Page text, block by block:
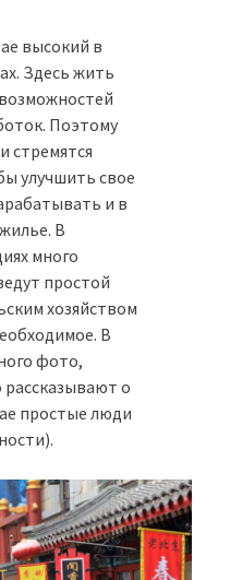
высокий в
Здесь жить
Поэтому
стремятся
улучшить свое
и в
В
много
простой
хозяйством
В
фото,
о
простые люди